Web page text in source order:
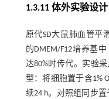
1.3.11 体外实验设计
原代SD大鼠肺血管平
的DMEM/F12培养基
达80%时传代。实验
型：将细胞置于含1%
续24 h。对照组同步置